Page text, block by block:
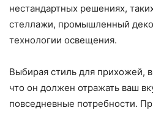
нестандартных решениях,
стеллажи, промышленный
технологии освещения.
Выбирая стиль для прихожей,
что он должен отражать ваш
повседневные потребности.